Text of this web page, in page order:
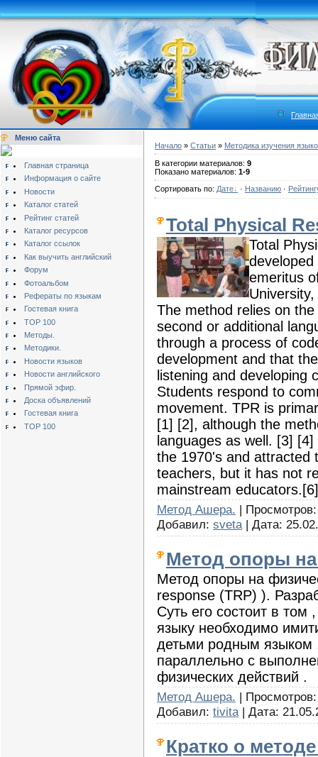
Меню сайта
Главная страница
Информация о сайте
Новости
Каталог статей
Рейтинг статей
Каталог ресурсов
Каталог ссылок
Как выучить английский
Форум
Фотоальбом
Рефераты по языкам
Гостевая книга
TOP 100
Методы.
Методики.
Новости языков
Новости английского
Прямой эфир.
Доска объявлений
Гостевая книга
TOP 100
Начало » Статьи » Методика изучения
В категории материалов: 9
Показано материалов: 1-9
Сортировать по: Дате · Названию ·
Total Physical
Total
emeritus
The method relies on
second or additional
through a process of
development and that
listening and developing
Students respond to
movement. TPR is
[1] [2], although the
languages as well. [3]
the 1970's and attracted
teachers, but it has not
mainstream educators.[6]
Метод Ашера. |
Добавил: sveta | Дата:
Метод опоры на
Метод опоры на
response (TRP) ).
Суть его состоит в том
языку необходимо
детьми родным языком
параллельно с
физических действий .
Метод Ашера. |
Добавил: tivita | Дата:
Кратко о